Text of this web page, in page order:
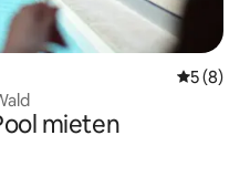
5 (8)
mieten